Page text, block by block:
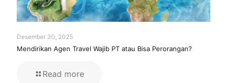
Desember 30, 2025
Mendirikan Agen Travel Wajib PT atau Bisa Perorangan?
Read more